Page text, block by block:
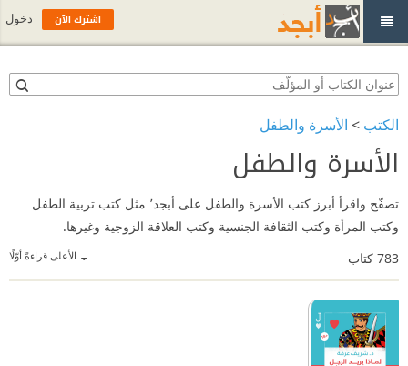
الكتب > الأسرة والطفل
الأسرة والطفل
تصفّح واقرأ أبرز كتب الأسرة والطفل على أبجد٬ مثل كتب تربية الطفل
وكتب المرأة وكتب الثقافة الجنسية وكتب العلاقة الزوجية وغيرها.
الأعلى قراءةً أوّلًا 783 كتاب
اشترك الآن دخول